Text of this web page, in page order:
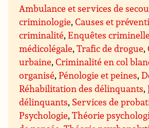
Ambulance et services de
criminologie,Causes et
criminalité,Enquêtes
médicolégale,Trafic de drogue,
urbaine,Criminalité en col
organisé,Pénologie et peines,
Réhabilitation des délinquants,
délinquants, Services de
Psychologie,Théorie